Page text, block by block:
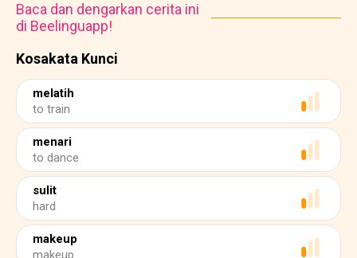
Kosakata Kunci
melatih
to train
menari
to dance
sulit
hard
makeup
makeup
Baca dan dengarkan cerita ini
di Beelinguapp!